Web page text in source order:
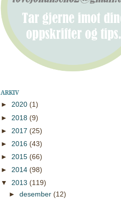
ARKIV
► 2020 (1)
► 2018 (9)
► 2017 (25)
► 2016 (43)
► 2015 (66)
► 2014 (98)
▼ 2013 (119)
►desember(12)